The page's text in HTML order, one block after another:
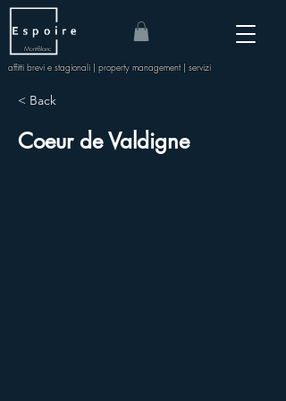
affitti brevi e stagionali | property management | servizi
Mont-Blanc
< Back
Coeur de Valdigne